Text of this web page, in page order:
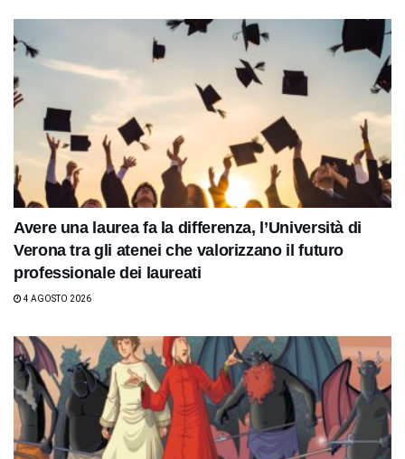
Avere una laurea fa la differenza, l’Università di
Verona tra gli atenei che valorizzano il futuro
professionale dei laureati
4 AGOSTO 2026